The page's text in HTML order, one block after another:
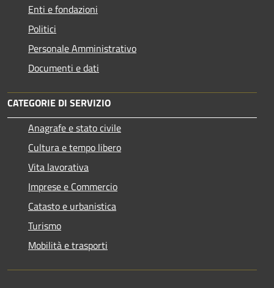
Enti e fondazioni
Politici
Personale Amministrativo
Documenti e dati
CATEGORIE DI SERVIZIO
Anagrafe e stato civile
Cultura e tempo libero
Vita lavorativa
Imprese e Commercio
Catasto e urbanistica
Turismo
Mobilità e trasporti